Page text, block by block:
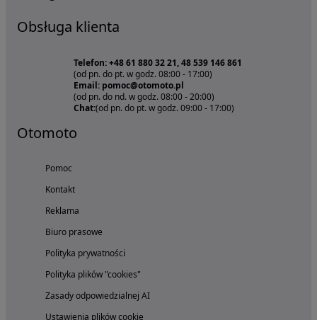
Obsługa klienta
Telefon: +48 61 880 32 21, 48 539 146 861
(od pn. do pt. w godz. 08:00 - 17:00)
Email: pomoc@otomoto.pl
(od pn. do nd. w godz. 08:00 - 20:00)
Chat:(od pn. do pt. w godz. 09:00 - 17:00)
Otomoto
Pomoc
Kontakt
Reklama
Biuro prasowe
Polityka prywatności
Polityka plików "cookies"
Zasady odpowiedzialnej AI
Ustawienia plików cookie